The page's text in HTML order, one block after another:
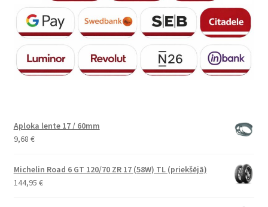
Aploka lente 17 / 60mm
9,68 €
Michelin Road 6 GT 120/70 ZR 17 (58W) TL (priekšējā)
144,95 €